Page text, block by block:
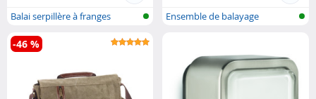
Balai serpillère à franges
Ensemble de balayage
-46 %